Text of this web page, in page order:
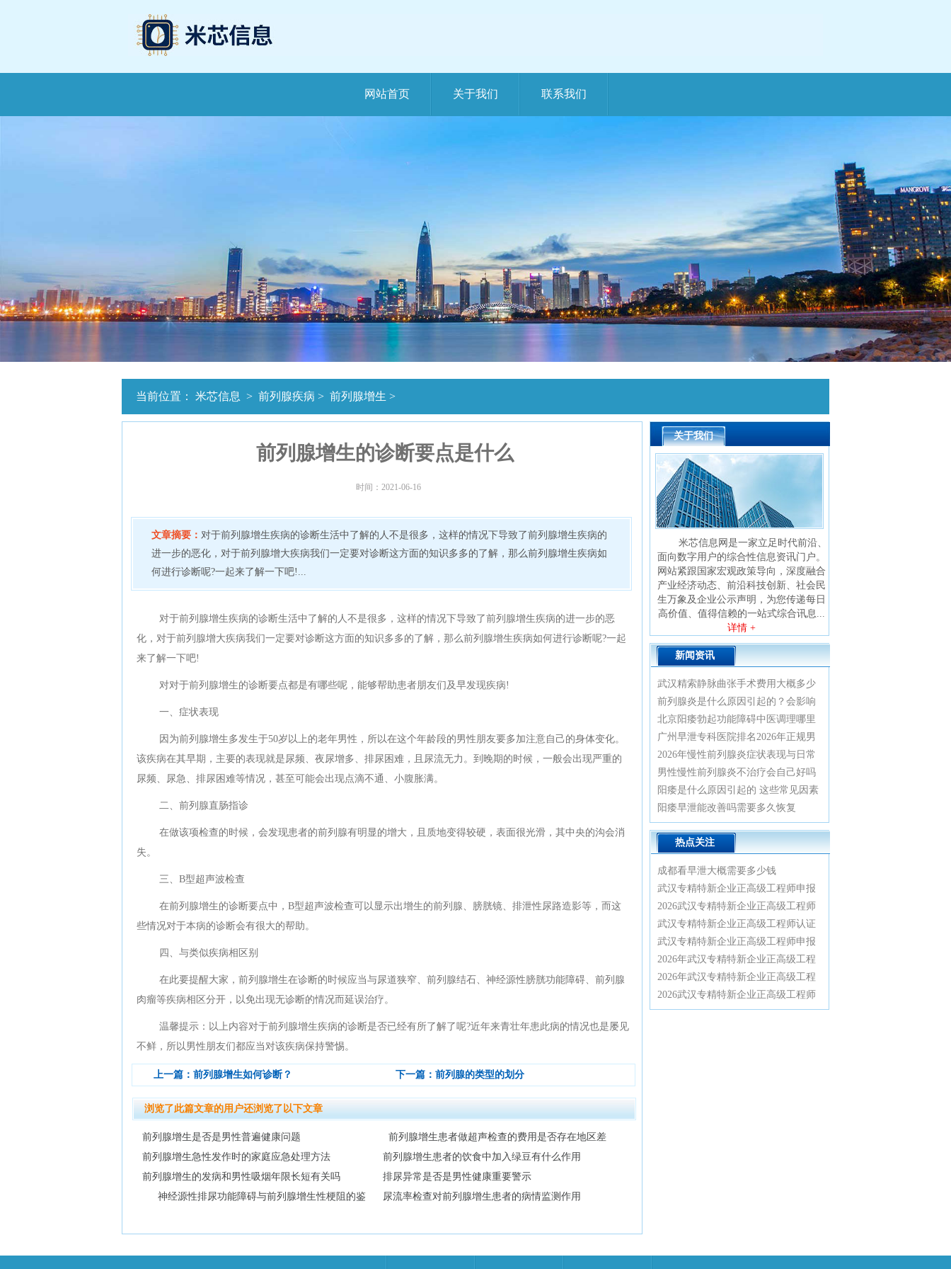
网站首页 关于我们 联系我们
当前位置： 米芯信息 > 前列腺疾病 > 前列腺增生 >
前列腺增生的诊断要点是什么
时间：2021-06-16
文章摘要： 对于前列腺增生疾病的诊断生活中了解的人不是很多，这样的情况下导致了前列腺增生疾病的
进一步的恶化，对于前列腺增大疾病我们一定要对诊断这方面的知识多多的了解，那么前列腺增生疾病如
何进行诊断呢?一起来了解一下吧!...
对于前列腺增生疾病的诊断生活中了解的人不是很多，这样的情况下导致了前列腺增生疾病的进一步的恶
化，对于前列腺增大疾病我们一定要对诊断这方面的知识多多的了解，那么前列腺增生疾病如何进行诊断呢?一起
来了解一下吧!
对对于前列腺增生的诊断要点都是有哪些呢，能够帮助患者朋友们及早发现疾病!
一、症状表现
因为前列腺增生多发生于50岁以上的老年男性，所以在这个年龄段的男性朋友要多加注意自己的身体变化。
该疾病在其早期，主要的表现就是尿频、夜尿增多、排尿困难，且尿流无力。到晚期的时候，一般会出现严重的
尿频、尿急、排尿困难等情况，甚至可能会出现点滴不通、小腹胀满。
二、前列腺直肠指诊
在做该项检查的时候，会发现患者的前列腺有明显的增大，且质地变得较硬，表面很光滑，其中央的沟会消
失。
三、B型超声波检查
在前列腺增生的诊断要点中，B型超声波检查可以显示出增生的前列腺、膀胱镜、排泄性尿路造影等，而这
些情况对于本病的诊断会有很大的帮助。
四、与类似疾病相区别
在此要提醒大家，前列腺增生在诊断的时候应当与尿道狭窄、前列腺结石、神经源性膀胱功能障碍、前列腺
肉瘤等疾病相区分开，以免出现无诊断的情况而延误治疗。
温馨提示：以上内容对于前列腺增生疾病的诊断是否已经有所了解了呢?近年来青壮年患此病的情况也是屡见
不鲜，所以男性朋友们都应当对该疾病保持警惕。
上一篇： 前列腺增生如何诊断？ 下一篇： 前列腺的类型的划分
浏览了此篇文章的用户还浏览了以下文章
前列腺增生是否是男性普遍健康问题
前列腺增生患者做超声检查的费用是否存在地区差
前列腺增生急性发作时的家庭应急处理方法
前列腺增生患者的饮食中加入绿豆有什么作用
前列腺增生的发病和男性吸烟年限长短有关吗
排尿异常是否是男性健康重要警示
神经源性排尿功能障碍与前列腺增生性梗阻的鉴
尿流率检查对前列腺增生患者的病情监测作用
关于我们
米芯信息网是一家立足时代前沿、
面向数字用户的综合性信息资讯门户。
网站紧跟国家宏观政策导向，深度融合
产业经济动态、前沿科技创新、社会民
生万象及企业公示声明，为您传递每日
高价值、值得信赖的一站式综合讯息...
详情 +
新闻资讯
武汉精索静脉曲张手术费用大概多少
钱
前列腺炎是什么原因引起的？会影响
生育吗
北京阳痿勃起功能障碍中医调理哪里
看比较好
广州早泄专科医院排名2026年正规男
科诊疗指南
2026年慢性前列腺炎症状表现与日常
预防治疗方法
男性慢性前列腺炎不治疗会自己好吗
阳痿是什么原因引起的 这些常见因素
要重视
阳痿早泄能改善吗需要多久恢复
热点关注
成都看早泄大概需要多少钱
武汉专精特新企业正高级工程师申报
认证全流程实战辅导与业绩材料优化
指南2026
2026武汉专精特新企业正高级工程师
认证绿色通道：专家一对一精准辅
导，轻松通关正高评审
武汉专精特新企业正高级工程师认证
辅导：2026年绿色通道已开启，申报
条件与材料清单全解析
武汉专精特新企业正高级工程师申报
实战指南：2026政策红利与通关全流
程详解
2026年武汉专精特新企业正高级工程
师认证辅导特训营：从资格审核到答
辩一次通关
2026年武汉专精特新企业正高级工程
师认证辅导全攻略，资深专家带你高
效通过高级职称评审
2026武汉专精特新企业正高级工程师
认证辅导：深度解密评审规则与通关